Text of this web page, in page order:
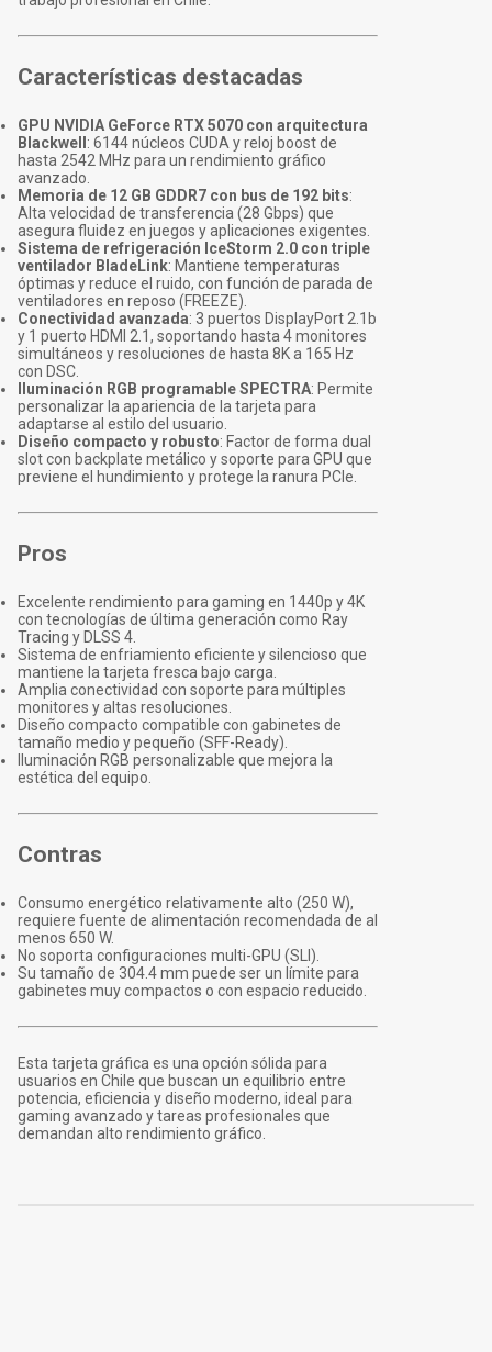
Características destacadas
GPU NVIDIA GeForce RTX 5070 con arquitectura
Blackwell : 6144 núcleos CUDA y reloj boost de
hasta 2542 MHz para un rendimiento gráfico
avanzado.
Memoria de 12 GB GDDR7 con bus de 192 bits:
Alta velocidad de transferencia (28 Gbps) que
asegura fluidez en juegos y aplicaciones exigentes.
Sistema de refrigeración IceStorm 2.0 con triple
ventilador BladeLink: Mantiene temperaturas
óptimas y reduce el ruido, con función de parada de
ventiladores en reposo (FREEZE).
Conectividad avanzada: 3 puertos DisplayPort 2.1b
y 1 puerto HDMI 2.1, soportando hasta 4 monitores
simultáneos y resoluciones de hasta 8K a 165 Hz
con DSC.
Iluminación RGB programable SPECTRA: Permite
personalizar la apariencia de la tarjeta para
adaptarse al estilo del usuario.
Diseño compacto y robusto: Factor de forma dual
slot con backplate metálico y soporte para GPU que
previene el hundimiento y protege la ranura PCIe.
Pros
Excelente rendimiento para gaming en 1440p y 4K
con tecnologías de última generación como Ray
Tracing y DLSS 4.
Sistema de enfriamiento eficiente y silencioso que
mantiene la tarjeta fresca bajo carga.
Amplia conectividad con soporte para múltiples
monitores y altas resoluciones.
Diseño compacto compatible con gabinetes de
tamaño medio y pequeño (SFF-Ready).
Iluminación RGB personalizable que mejora la
estética del equipo.
Contras
Consumo energético relativamente alto (250 W),
requiere fuente de alimentación recomendada de al
menos 650 W.
No soporta configuraciones multi-GPU (SLI).
Su tamaño de 304.4 mm puede ser un límite para
gabinetes muy compactos o con espacio reducido.
Esta tarjeta gráfica es una opción sólida para
usuarios en Chile que buscan un equilibrio entre
potencia, eficiencia y diseño moderno, ideal para
gaming avanzado y tareas profesionales que
demandan alto rendimiento gráfico.